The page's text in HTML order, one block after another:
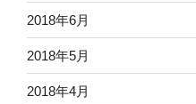
2018年6月
2018年5月
2018年4月